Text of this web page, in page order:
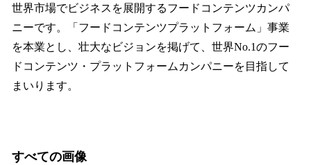
世界市場でビジネスを展開するフードコンテンツカンパ
ニーです。「フードコンテンツプラットフォーム」事業
を本業とし、壮大なビジョンを掲げて、世界No.1のフー
ドコンテンツ・プラットフォームカンパニーを目指して
まいります。
すべての画像